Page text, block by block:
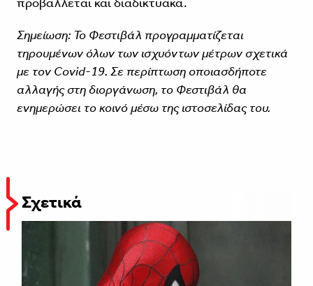
Σημείωση: Το Φεστιβάλ προγραμματίζεται
τηρουμένων όλων των ισχυόντων μέτρων σχετικά
με τον Covid-19. Σε περίπτωση οποιασδήποτε
αλλαγής στη διοργάνωση, το Φεστιβάλ θα
ενημερώσει το κοινό μέσω της ιστοσελίδας του.
Σχετικά